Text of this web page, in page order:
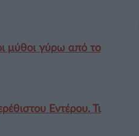
μύθοι γύρω από το
Εντέρου. Τι